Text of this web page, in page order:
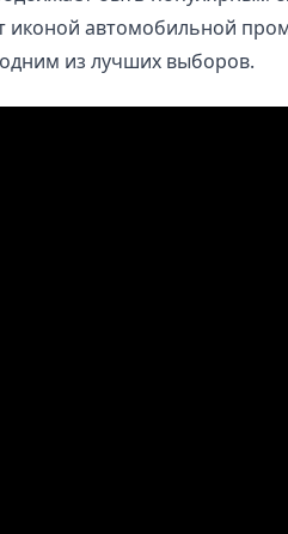
иконой автомобильной
из лучших выборов.